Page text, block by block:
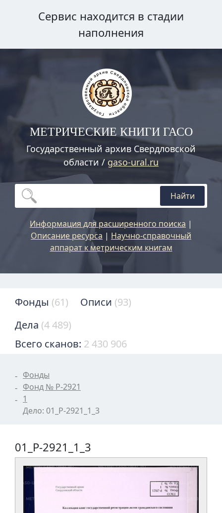
Сервис находится в стадии
наполнения
МЕТРИЧЕСКИЕ КНИГИ ГАСО
Государственный архив Свердловской
области / gaso-ural.ru
Найти
Информация для расширенного поиска |
Описание ресурса | Научно-справочный
аппарат к метрическим книгам
Фонды (61) Описи (93)
Дела (4 489)
Всего сканов: 2 430 906
Фонды
Фонд № Р-2921
1
Дело: 01_Р-2921_1_3
01_Р-2921_1_3